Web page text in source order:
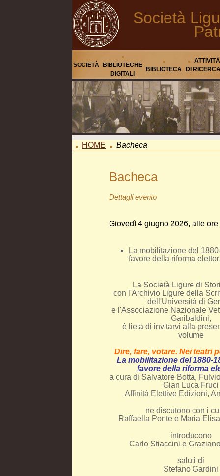
Società
SOCIETÀ
BIBLIOTECHE
DIGITALI
BIBLIOTECA
ATTIVITÀ
DI RICERCA
HOME Bacheca
Bacheca
Dettagli evento
Giovedì 4 giugno 2026, alle ore
La mobilitazione del
favore della riforma
La Società Ligure di
con l'Archivio Ligure della
dell'Università di
e l'Associazione Nazionale
Garibaldini,
è lieta di invitarvi alla
volume
Dire, fare, votare. Nei teatri
La mobilitazione del 1880-
favore della riforma
a cura di Salvatore Botta,
Gian Luca Fruci
Affinità Elettive Edizioni,
ne discutono con i
Raffaella Ponte e Maria
introducono
Carlo Stiaccini e
saluti di
Stefano Gardini